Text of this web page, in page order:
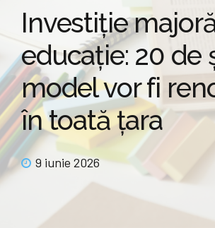
Investiție
educație: 20 de
model vor fi
în toată țara
9 iunie 2026